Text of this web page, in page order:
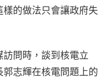
的做法只會讓政府失
問時，談到核電立
志輝在核電問題上的